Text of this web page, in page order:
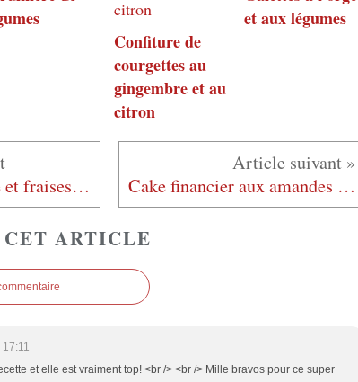
Confiture de
courgettes au
gingembre et au
citron
et aux légumes
Tarte à la rhubarbe et fraises au basilic Cake financier aux amandes et noisettes
ARTICLE
et elle est vraiment top! <br /> <br /> Mille bravos pour ce super